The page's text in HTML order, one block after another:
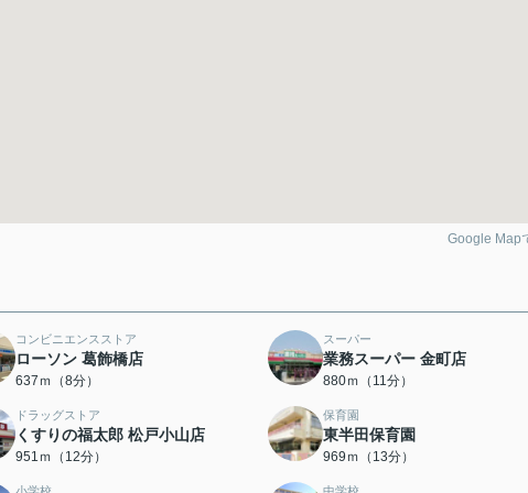
Google Map
コンビニエンスストア
ローソン 葛飾橋店
637ｍ（8分）
スーパー
業務スーパー 金町店
880ｍ（11分）
ドラッグストア
くすりの福太郎 松戸小山店
951ｍ（12分）
保育園
東半田保育園
969ｍ（13分）